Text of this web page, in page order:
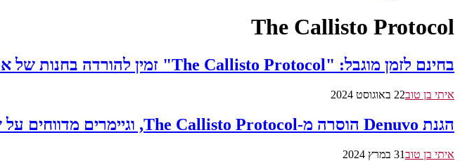
The Callisto Protocol
בחינם לזמן מוגבל: "The Callisto Protocol" זמין להורדה בחנות של אפיק גיימס
איתי בן טוב22 באוגוסט 2024
הגנת Denuvo הוסרה מ-The Callisto Protocol, וגיימרים מדווחים על שיפור בביצועים
איתי בן טוב31 במרץ 2024